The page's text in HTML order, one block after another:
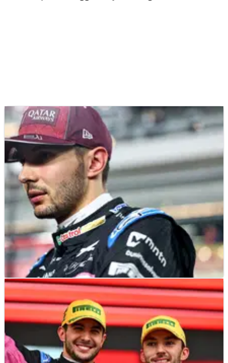
F1 NEWS 02/12/24
Alpine-Mercedes Berunding untuk Pelepasan
Awal Esteban Ocon